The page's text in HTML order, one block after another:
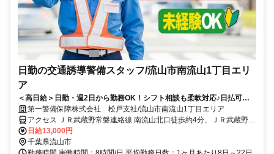
日勤の交通誘導警備スタッフ/流山市南流山1丁目エリ
ア
＜高日給＞日勤・週2日から勤務OK！シフト相談も柔軟対応♪日払可◎
未経験歓迎★
第一警備保障株式会社 松戸支社/流山市南流山1丁目エリア
アクセス ＪＲ武蔵野常磐連絡線 南流山北口徒歩約4分、ＪＲ武蔵野常
磐連絡線 南流山北口徒歩約4分、ＪＲ武蔵野常磐連絡線 南流山北口徒
歩約4分 直行直帰OK＊交通費全額支給＊
日給13,000円
千葉県流山市